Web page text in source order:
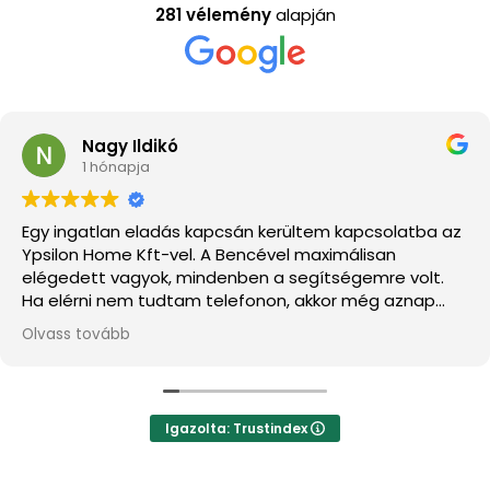
281 véleményalapján
Nagy Ildikó
1 hónapja
Egy ingatlan eladás kapcsán kerültem kapcsolatba az
Ypsilon Home Kft-vel. A Bencével maximálisan
elégedett vagyok, mindenben a segítségemre volt.
Ha elérni nem tudtam telefonon, akkor még aznap
kaptam Tőle egy visszahívást. Gyors, precíz
hozzáállást tanúsított ahhoz, hogy az ingatlanomat
értékesíteni tudjam. Ezúton is köszönöm az
együttműködést.
Olvass tovább
Igazolta: Trustindex